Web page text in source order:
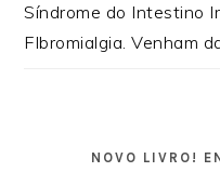
Síndrome do Intestino
FIbromialgia. Venham
NOVO LIVRO!